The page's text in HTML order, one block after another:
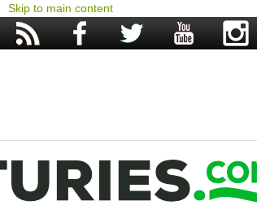
Skip to main content